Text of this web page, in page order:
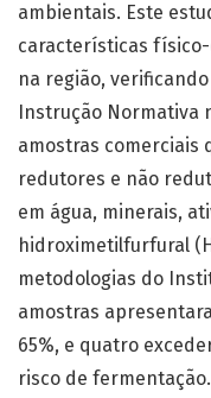
ambientais. Este
características
na região,
Instrução Normativa
amostras comerciais
redutores e não
em água, minerais,
hidroximetilfurfural
metodologias do
amostras
65%, e quatro
risco de